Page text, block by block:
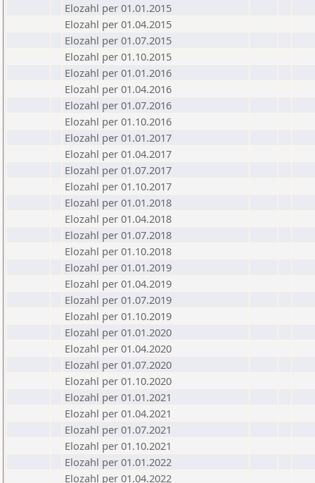
Elozahl per 01.01.2015
Elozahl per 01.04.2015
Elozahl per 01.07.2015
Elozahl per 01.10.2015
Elozahl per 01.01.2016
Elozahl per 01.04.2016
Elozahl per 01.07.2016
Elozahl per 01.10.2016
Elozahl per 01.01.2017
Elozahl per 01.04.2017
Elozahl per 01.07.2017
Elozahl per 01.10.2017
Elozahl per 01.01.2018
Elozahl per 01.04.2018
Elozahl per 01.07.2018
Elozahl per 01.10.2018
Elozahl per 01.01.2019
Elozahl per 01.04.2019
Elozahl per 01.07.2019
Elozahl per 01.10.2019
Elozahl per 01.01.2020
Elozahl per 01.04.2020
Elozahl per 01.07.2020
Elozahl per 01.10.2020
Elozahl per 01.01.2021
Elozahl per 01.04.2021
Elozahl per 01.07.2021
Elozahl per 01.10.2021
Elozahl per 01.01.2022
Elozahl per 01.04.2022